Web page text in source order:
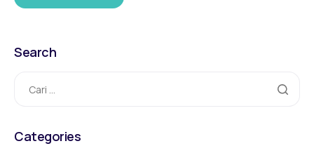
Search
Categories